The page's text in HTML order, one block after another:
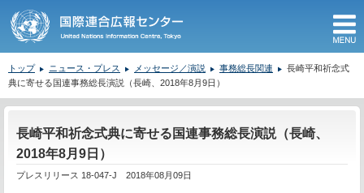
トップ ニュース・プレス メッセージ／演説 事務総長関連
長崎平和祈念式
典に寄せる国連事務総長演説（長崎、2018年8月9日）
長崎平和祈念式典に寄せる国連事務総長演説（長崎、
2018年8月9日）
プレスリリース 18-047-J 2018年08月09日